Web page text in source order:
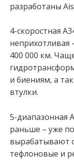
разработаны
4-скоростная
400 000 км.
и биениям, а
втулки.
5-диапазонная
раньше – уже
вырабатывают
тефлоновые и